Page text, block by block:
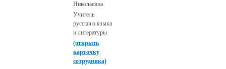
Николаевна
Учитель
русского языка
и литературы
(открыть
карточку
сотрудника)